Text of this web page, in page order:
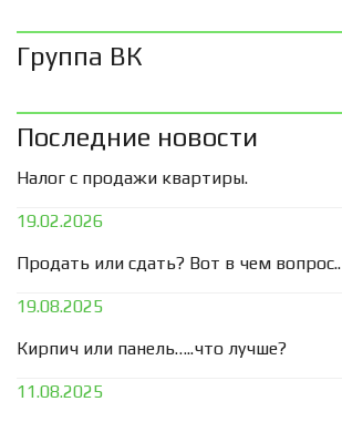
Группа ВК
Последние новости
Налог с продажи квартиры.
19.02.2026
Продать или сдать? Вот в чем вопрос..
19.08.2025
Кирпич или панель…..что лучше?
11.08.2025